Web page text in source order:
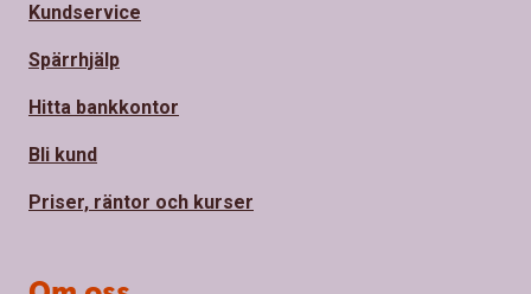
Kundservice
Spärrhjälp
Hitta bankkontor
Bli kund
Priser, räntor och kurser